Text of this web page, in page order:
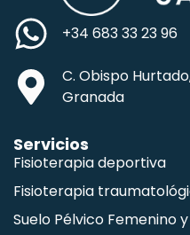
+34 683 33 23 96
C. Obispo
Granada
Servicios
Fisioterapia deportiva
Fisioterapia
Suelo Pélvico Femenino